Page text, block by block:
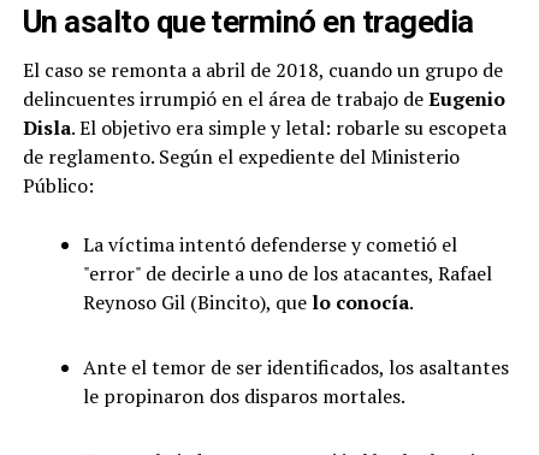
Un asalto que terminó en tragedia
El caso se remonta a abril de 2018, cuando un grupo de
delincuentes irrumpió en el área de trabajo deEugenio
Disla. El objetivo era simple y letal: robarle su escopeta
de reglamento. Según el expediente del Ministerio
Público:
La víctima intentó defenderse y cometió el
"error" de decirle a uno de los atacantes, Rafael
Reynoso Gil (Bincito), que lo conocía.
Ante el temor de ser identificados, los asaltantes
le propinaron dos disparos mortales.